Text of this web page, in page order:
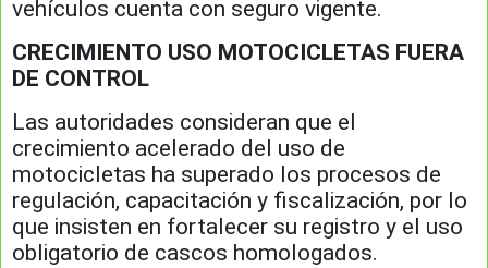
vehículos cuenta con seguro vigente.
CRECIMIENTO USO MOTOCICLETAS FUERA
DE CONTROL
Las autoridades consideran que el
crecimiento acelerado del uso de
motocicletas ha superado los procesos de
regulación, capacitación y fiscalización, por lo
que insisten en fortalecer su registro y el uso
obligatorio de cascos homologados.